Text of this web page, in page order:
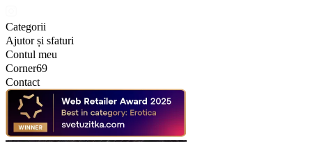
Categorii
Ajutor și sfaturi
Contul meu
Corner69
Contact